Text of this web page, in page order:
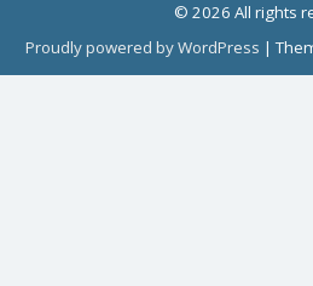
© 2026 All rights
Proudly powered by WordPress |